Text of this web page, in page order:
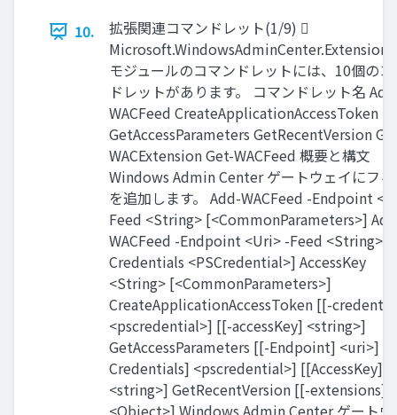
10.
拡張関連コマンドレット(1/9) 
モジュールのコマンドレットには、10個の
ドレットがあります。 コマンドレット名
WACFeed CreateApplicationAccessToken
GetAccessParameters GetRecentVersion
WACExtension Get-WACFeed 概要と構文
Windows Admin Center ゲートウェイにフ
を追加します。 Add-WACFeed -Endpoint
Feed <String> [<CommonParameters>]
WACFeed -Endpoint <Uri> -Feed <String> [-
Credentials <PSCredential>] AccessKey
<String> [<CommonParameters>]
CreateApplicationAccessToken [[-
<pscredential>] [[-accessKey] <string>]
GetAccessParameters [[-Endpoint] <uri>]
Credentials] <pscredential>] [[AccessKey]
<string>] GetRecentVersion [[-extensions]